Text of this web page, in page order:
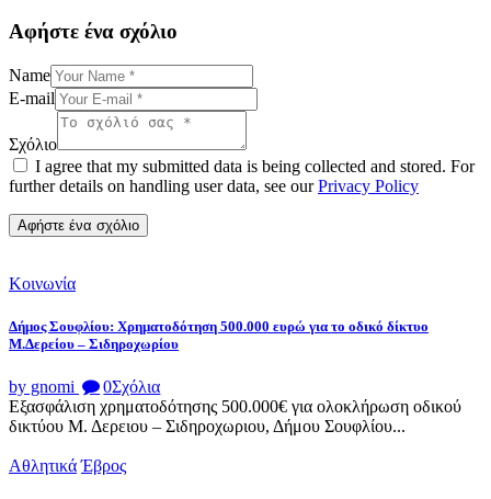
Αφήστε ένα σχόλιο
Name
E-mail
Σχόλιο
I agree that my submitted data is being collected and stored. For
further details on handling user data, see ourPrivacy Policy
Κοινωνία
Δήμος Σουφλίου: Χρηματοδότηση 500.000 ευρώ για το οδικό δίκτυο
Μ.Δερείου – Σιδηροχωρίου
by gnomi 0Σχόλια
Εξασφάλιση χρηματοδότησης 500.000€ για ολοκλήρωση οδικού
δικτύου Μ. Δερειου – Σιδηροχωριου, Δήμου Σουφλίου...
Αθλητικά Έβρος